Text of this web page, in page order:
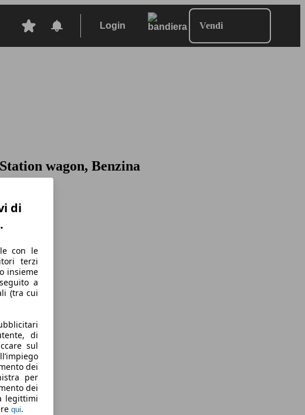
Login Vendi
wagon, Benzina
di
con le
terzi
insieme
a
(tra cui
di
sul
dei
per
dei
legittimi
qui.